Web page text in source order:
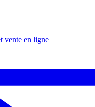
vente en ligne